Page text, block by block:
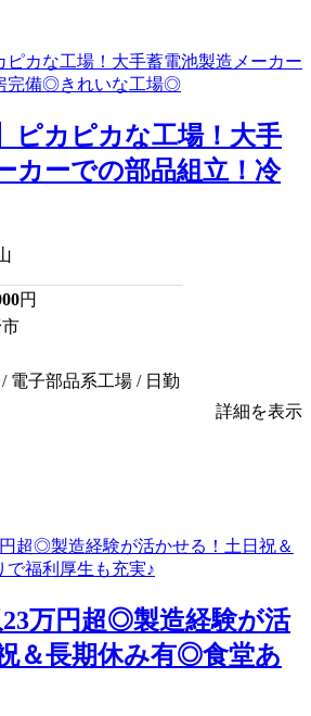
ピカピカな工場！大手
カーでの部品組立！冷
円
電子部品系工場 / 日勤
詳細を表示
23万円超◎製造経験が活
＆長期休み有◎食堂あ